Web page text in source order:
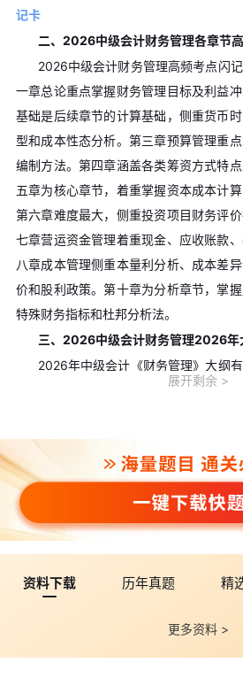
记卡
二、2026中级会计财务管理各章节
2026中级会计财务管理高频考点闪
一章总论重点掌握财务管理目标及利益
基础是后续章节的计算基础，侧重货币
型和成本性态分析。第三章预算管理重
编制方法。第四章涵盖各类筹资方式特
五章为核心章节，着重掌握资本成本计
第六章难度最大，侧重投资项目财务评
七章营运资金管理着重现金、应收账款
八章成本管理侧重本量利分析、成本差
价和股利政策。第十章为分析章节，掌
特殊财务指标和杜邦分析法。
三、2026中级会计财务管理2026年
2026年中级会计《财务管理》大纲
增“预算体系”;第四章新增“筹资实务创新
债的来源、流动负债的管理策略”。整体
些新增知识点在2026中级会计财务管理
注，考生需优先掌握。
四、2026中级会计财务管理闪记卡高
科学使用2026中级会计财务管理高
形成体系化记忆框架。利用碎片时间反
结合真题练习验证记忆效果，考前一周
展开剩余
资料下载 历年真题 精
更多资料 >